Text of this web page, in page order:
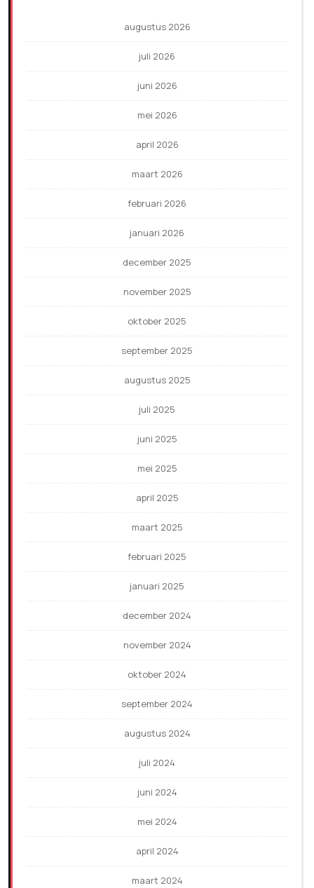
augustus 2026
juli 2026
juni 2026
mei 2026
april 2026
maart 2026
februari 2026
januari 2026
december 2025
november 2025
oktober 2025
september 2025
augustus 2025
juli 2025
juni 2025
mei 2025
april 2025
maart 2025
februari 2025
januari 2025
december 2024
november 2024
oktober 2024
september 2024
augustus 2024
juli 2024
juni 2024
mei 2024
april 2024
maart 2024